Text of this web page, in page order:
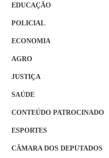
EDUCAÇÃO
POLICIAL
ECONOMIA
AGRO
JUSTIÇA
SAÚDE
CONTEÚDO PATROCINADO
ESPORTES
CÂMARA DOS DEPUTADOS